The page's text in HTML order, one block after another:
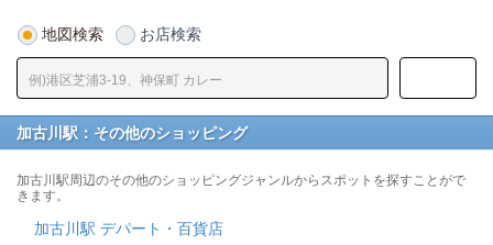
地図検索 お店検索
加古川駅：その他のショッピング
加古川駅周辺のその他のショッピングジャンルからスポットを探すことがで
きます。
加古川駅 デパート・百貨店